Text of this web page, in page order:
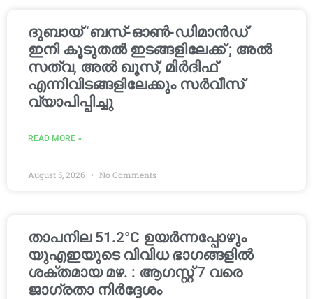
ദുബായ് ‘ബസ്-ഓൺ-ഡിമാൻഡ്’
ഇനി കൂടുതൽ ഇടങ്ങളിലേക്ക് ; അൽ
സത്വ, അൽ ഖൂസ്, മിർദിഫ്
എന്നിവിടങ്ങളിലേക്കും സർവീസ്
വ്യാപിപ്പിച്ചു
READ MORE »
August 5, 2026 No Comments
താപനില 51.2°C ഉയർന്നപ്പോഴും
യുഎഇയുടെ വിവിധ ഭാഗങ്ങളിൽ
ശക്തമായ മഴ. : ആഗസ്റ്റ് 7 വരെ
ജാഗ്രതാ നിർദ്ദേശം